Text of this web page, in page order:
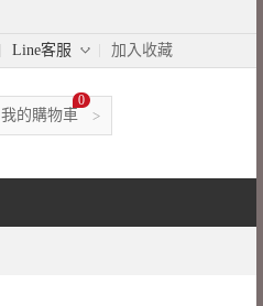
◇
Line客服 加入收藏
>
0
我的購物車